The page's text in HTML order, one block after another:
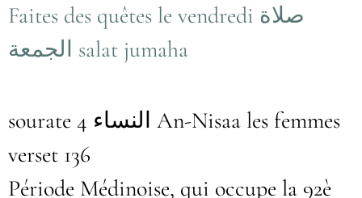
Faites des quêtes le vendredi صلاة
الجمعة salat jumaha
sourate 4 النساء An-Nisaa les femmes
verset 136
Période Médinoise, qui occupe la 92è